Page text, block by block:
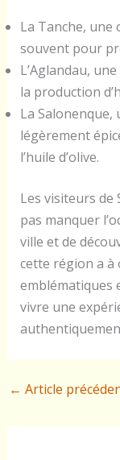
La Tanche, une
souvent pour
L’Aglandau,
la production
La
légèrement
l’huile d’olive.
Les visiteurs de
pas manquer
ville et de
cette région a à
emblématiques
vivre une
← Article